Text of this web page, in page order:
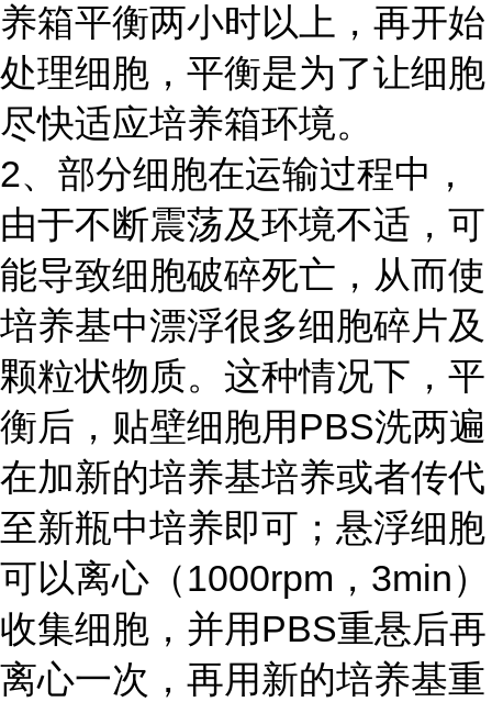
养箱平衡两小时以上，再开始
处理细胞，平衡是为了让细胞
尽快适应培养箱环境。
2、部分细胞在运输过程中，
由于不断震荡及环境不适，可
能导致细胞破碎死亡，从而使
培养基中漂浮很多细胞碎片及
颗粒状物质。这种情况下，平
衡后，贴壁细胞用PBS洗两遍
在加新的培养基培养或者传代
至新瓶中培养即可；悬浮细胞
可以离心（1000rpm，3min）
收集细胞，并用PBS重悬后再
离心一次，再用新的培养基重